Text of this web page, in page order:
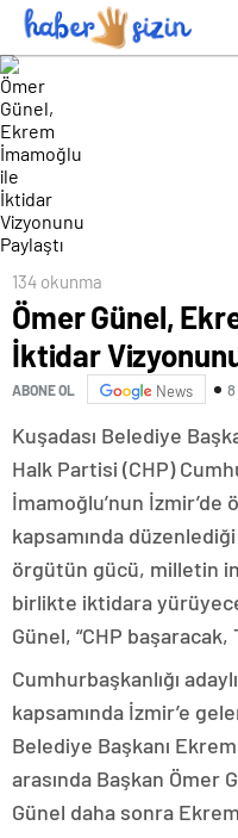
134 okunma
Ömer Günel,
İktidar
ABONE OL News
Kuşadası Belediye
Halk Partisi (CHP)
İmamoğlu’nun İzmir’de
kapsamında
örgütün gücü, milletin
birlikte iktidara
Günel, “CHP başaracak,
Cumhurbaşkanlığı
kapsamında İzmir’e
Belediye Başkanı
arasında Başkan Ömer
Günel daha sonra